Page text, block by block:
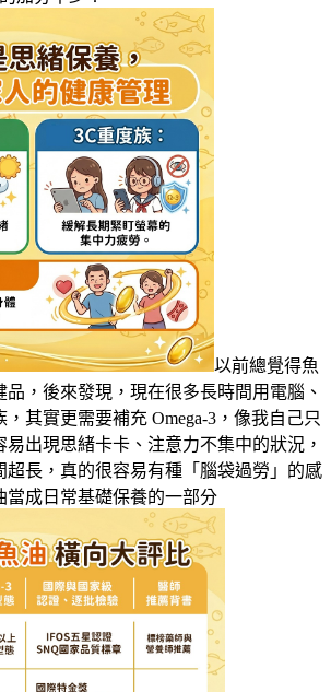
以前總覺得魚
品，後來發現，現在很多長時間用電腦、
其實更需要補充 Omega-3，像我自己只
出現思緒卡卡、注意力不集中的狀況，
超長，真的很容易有種「腦袋過勞」的感
當成日常基礎保養的一部分